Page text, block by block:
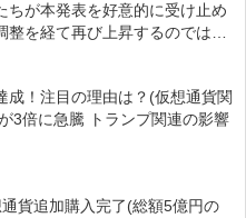
ちが本発表を好意的に受け止め
整を経て再び上昇するのでは…
成！注目の理由は？(仮想通貨関
3倍に急騰 トランプ関連の影響
貨追加購入完了(総額5億円の